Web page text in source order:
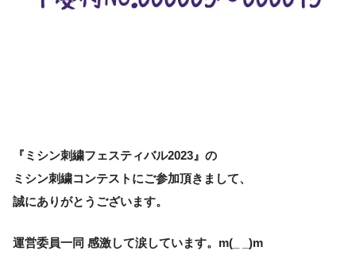
『ミシン刺繍フェスティバル2023』の
ミシン刺繍コンテストにご参加頂きまして、
誠にありがとうございます。
運営委員一同 感激して涙しています。 m(_ _)m